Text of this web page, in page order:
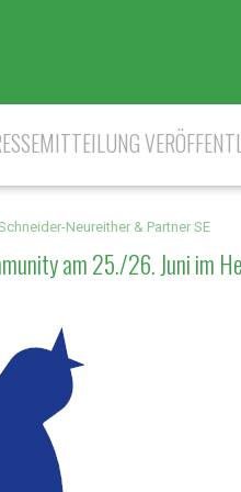
Neureither & Partner SE
am 25./26. Juni im